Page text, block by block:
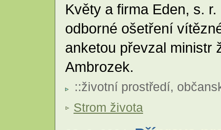
Květy a firma Eden, s.
odborné ošetření
anketou převzal ministr
Ambrozek.
::životní prostředí,
Strom života